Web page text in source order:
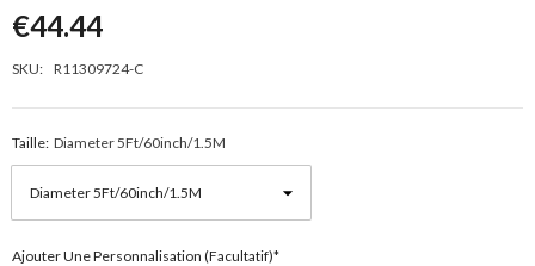
€44.44
SKU: R11309724-C
Taille: Diameter 5Ft/60inch/1.5M
Ajouter Une Personnalisation (facultatif)*